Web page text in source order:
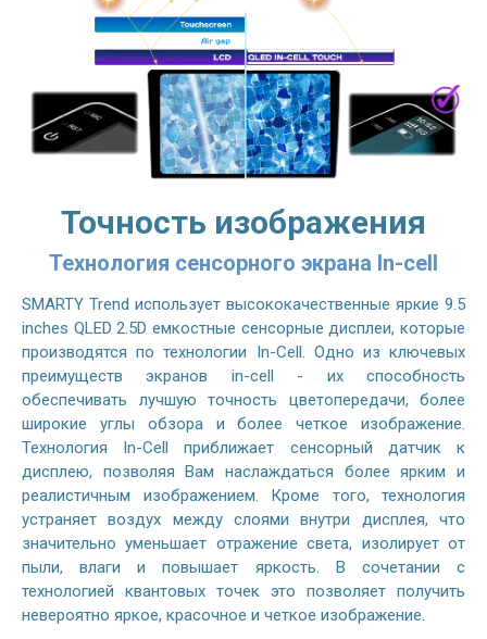
Точность изображения
Технология сенсорного экрана In-cell
SMARTY Trend использует высококачественные яркие 9.5
inches QLED 2.5D емкостные сенсорные дисплеи, которые
производятся по технологии In-Cell. Одно из ключевых
преимуществ экранов in-cell - их способность
обеспечивать лучшую точность цветопередачи, более
широкие углы обзора и более четкое изображение.
Технология In-Cell приближает сенсорный датчик к
дисплею, позволяя Вам наслаждаться более ярким и
реалистичным изображением. Кроме того, технология
устраняет воздух между слоями внутри дисплея, что
значительно уменьшает отражение света, изолирует от
пыли, влаги и повышает яркость. В сочетании с
технологией квантовых точек это позволяет получить
невероятно яркое, красочное и четкое изображение.